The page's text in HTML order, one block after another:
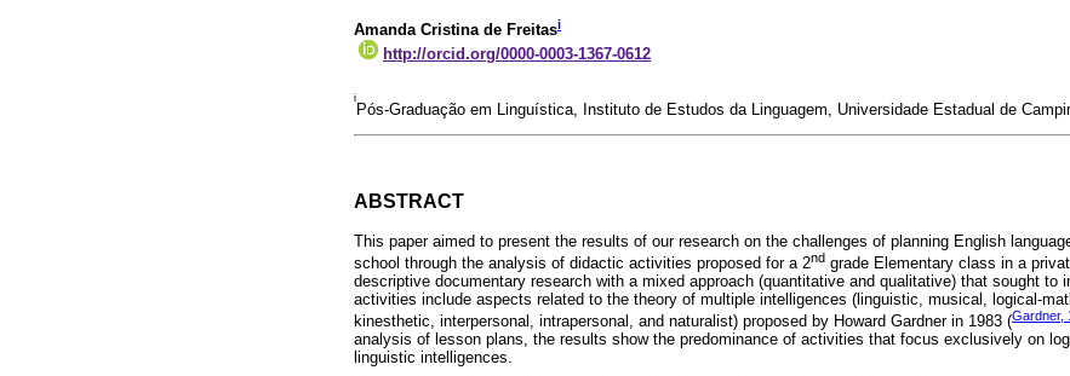
Amanda Cristina de Freitasi
http://orcid.org/0000-0003-1367-0612
i
Pós-Graduação em Linguística, Instituto de Estudos da Linguagem, Universidade Estadual de
ABSTRACT
This paper aimed to present the results of our research on the challenges of planning English
school through the analysis of didactic activities proposed for a 2nd grade Elementary class in a
descriptive documentary research with a mixed approach (quantitative and qualitative) that sought to
activities include aspects related to the theory of multiple intelligences (linguistic, musical, logical-
kinesthetic, interpersonal, intrapersonal, and naturalist) proposed by Howard Gardner in 1983 (Gardner,
analysis of lesson plans, the results show the predominance of activities that focus exclusively on
linguistic intelligences.